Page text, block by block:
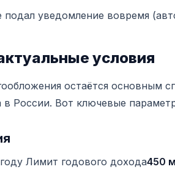
уведомление вовремя
условия
остаётся основным
в России. Вот ключевые
Лимит годового дохода450